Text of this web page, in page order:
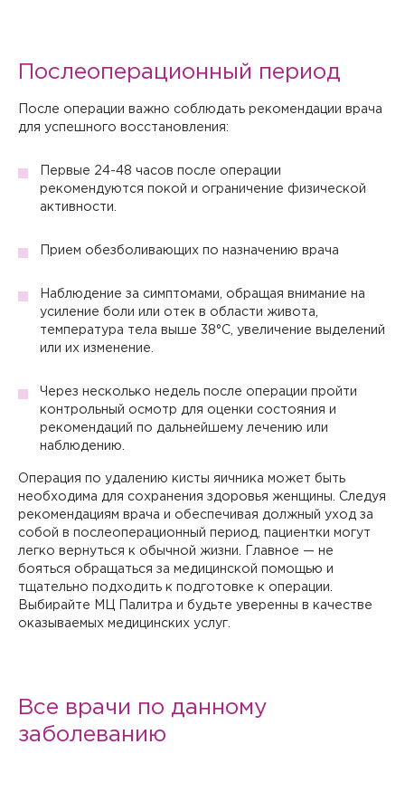
Послеоперационный период
После операции важно соблюдать рекомендации врача
для успешного восстановления:
Первые 24-48 часов после операции
рекомендуются покой и ограничение физической
активности.
Прием обезболивающих по назначению врача
Наблюдение за симптомами, обращая внимание на
усиление боли или отек в области живота,
температура тела выше 38°C, увеличение выделений
или их изменение.
Через несколько недель после операции пройти
контрольный осмотр для оценки состояния и
рекомендаций по дальнейшему лечению или
наблюдению.
Операция по удалению кисты яичника может быть
необходима для сохранения здоровья женщины. Следуя
рекомендациям врача и обеспечивая должный уход за
собой в послеоперационный период, пациентки могут
легко вернуться к обычной жизни. Главное — не
бояться обращаться за медицинской помощью и
тщательно подходить к подготовке к операции.
Выбирайте МЦ Палитра и будьте уверенны в качестве
оказываемых медицинских услуг.
Все врачи по данному
заболеванию
условиями
Политики в отношении обработки персональных